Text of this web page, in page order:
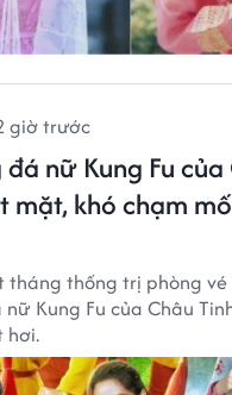
giờ trước
nữ Kung Fu của
mặt, khó chạm
tháng thống trị phòng vé
Kung Fu của Châu
hơi.